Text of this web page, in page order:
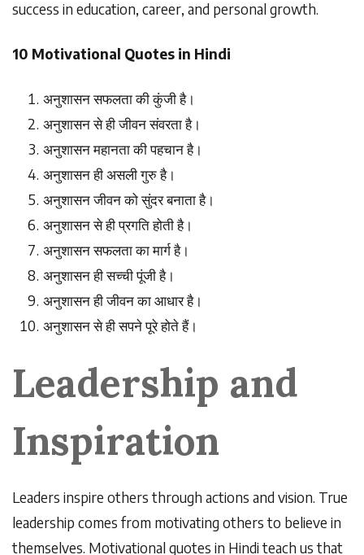
success in education, career, and personal growth.
10 Motivational Quotes in Hindi
अनुशासनसफलताकीकुंजीहै।
अनुशासनसेहीजीवनसंवरताहै।
अनुशासनमहानताकीपहचानहै।
अनुशासनहीअसलीगुरुहै।
अनुशासनजीवनकोसुंदरबनाताहै।
अनुशासनसेहीप्रगतिहोतीहै।
अनुशासनसफलताकामार्गहै।
अनुशासनहीसच्चीपूंजीहै।
अनुशासनहीजीवनकाआधारहै।
अनुशासनसेहीसपनेपूरेहोतेहैं।
Leadership and
Inspiration
Leaders inspire others through actions and vision. True
leadership comes from motivating others to believe in
themselves. Motivational quotes in Hindi teach us that